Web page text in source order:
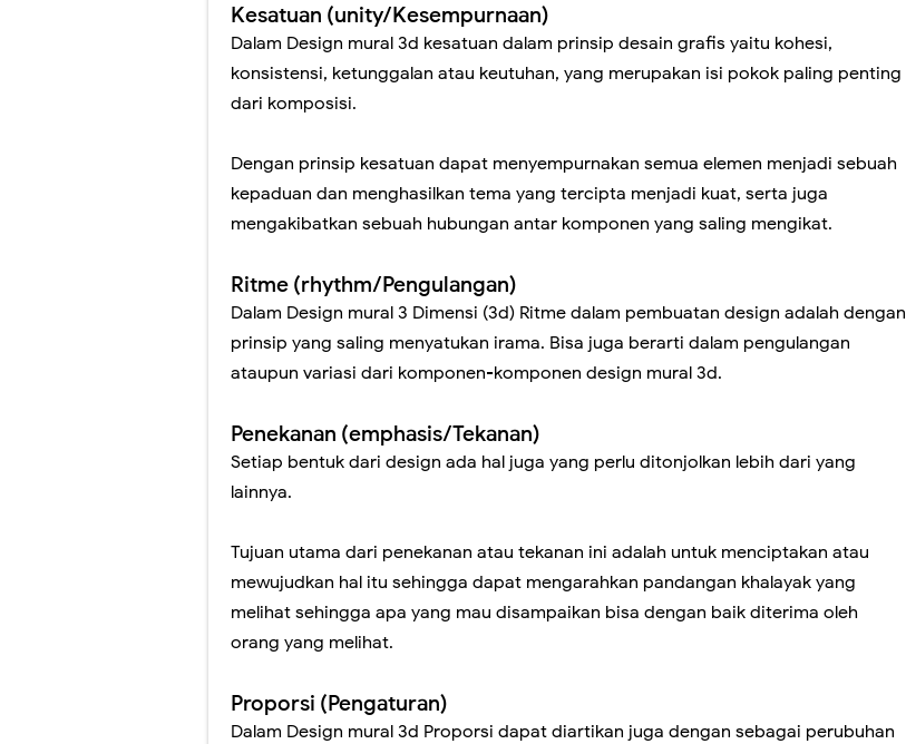
Kesatuan (unity/Kesempurnaan)
Dalam Design mural 3d kesatuan dalam prinsip desain grafis yaitu kohesi,
konsistensi, ketunggalan atau keutuhan, yang merupakan isi pokok paling penting
dari komposisi.
Dengan prinsip kesatuan dapat menyempurnakan semua elemen menjadi sebuah
kepaduan dan menghasilkan tema yang tercipta menjadi kuat, serta juga
mengakibatkan sebuah hubungan antar komponen yang saling mengikat.
Ritme (rhythm/Pengulangan)
Dalam Design mural 3 Dimensi (3d) Ritme dalam pembuatan design adalah dengan
prinsip yang saling menyatukan irama. Bisa juga berarti dalam pengulangan
ataupun variasi dari komponen-komponen design mural 3d.
Penekanan (emphasis/Tekanan)
Setiap bentuk dari design ada hal juga yang perlu ditonjolkan lebih dari yang
lainnya.
Tujuan utama dari penekanan atau tekanan ini adalah untuk menciptakan atau
mewujudkan hal itu sehingga dapat mengarahkan pandangan khalayak yang
melihat sehingga apa yang mau disampaikan bisa dengan baik diterima oleh
orang yang melihat.
Proporsi (Pengaturan)
Dalam Design mural 3d Proporsi dapat diartikan juga dengan sebagai perubuhan